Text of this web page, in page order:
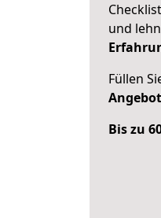
und
Füllen
Bis zu